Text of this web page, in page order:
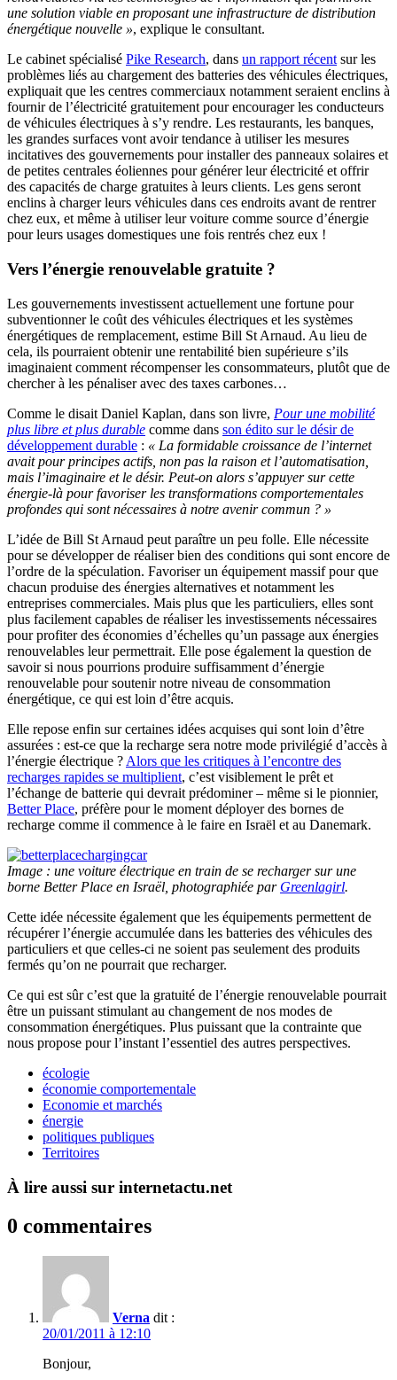
une solution viable en proposant une infrastructure de distribution
énergétique nouvelle », explique le consultant.
Le cabinet spécialisé Pike Research, dans un rapport récent sur les
problèmes liés au chargement des batteries des véhicules électriques,
expliquait que les centres commerciaux notamment seraient enclins à
fournir de l’électricité gratuitement pour encourager les conducteurs
de véhicules électriques à s’y rendre. Les restaurants, les banques,
les grandes surfaces vont avoir tendance à utiliser les mesures
incitatives des gouvernements pour installer des panneaux solaires et
de petites centrales éoliennes pour générer leur électricité et offrir
des capacités de charge gratuites à leurs clients. Les gens seront
enclins à charger leurs véhicules dans ces endroits avant de rentrer
chez eux, et même à utiliser leur voiture comme source d’énergie
pour leurs usages domestiques une fois rentrés chez eux !
Vers l’énergie renouvelable gratuite ?
Les gouvernements investissent actuellement une fortune pour
subventionner le coût des véhicules électriques et les systèmes
énergétiques de remplacement, estime Bill St Arnaud. Au lieu de
cela, ils pourraient obtenir une rentabilité bien supérieure s’ils
imaginaient comment récompenser les consommateurs, plutôt que de
chercher à les pénaliser avec des taxes carbones…
Comme le disait Daniel Kaplan, dans son livre, Pour une mobilité
plus libre et plus durable comme dans son édito sur le désir de
développement durable : « La formidable croissance de l’internet
avait pour principes actifs, non pas la raison et l’automatisation,
mais l’imaginaire et le désir. Peut-on alors s’appuyer sur cette
énergie-là pour favoriser les transformations comportementales
profondes qui sont nécessaires à notre avenir commun ? »
L’idée de Bill St Arnaud peut paraître un peu folle. Elle nécessite
pour se développer de réaliser bien des conditions qui sont encore de
l’ordre de la spéculation. Favoriser un équipement massif pour que
chacun produise des énergies alternatives et notamment les
entreprises commerciales. Mais plus que les particuliers, elles sont
plus facilement capables de réaliser les investissements nécessaires
pour profiter des économies d’échelles qu’un passage aux énergies
renouvelables leur permettrait. Elle pose également la question de
savoir si nous pourrions produire suffisamment d’énergie
renouvelable pour soutenir notre niveau de consommation
énergétique, ce qui est loin d’être acquis.
Elle repose enfin sur certaines idées acquises qui sont loin d’être
assurées : est-ce que la recharge sera notre mode privilégié d’accès à
l’énergie électrique ? Alors que les critiques à l’encontre des
recharges rapides se multiplient, c’est visiblement le prêt et
l’échange de batterie qui devrait prédominer – même si le pionnier,
Better Place, préfère pour le moment déployer des bornes de
recharge comme il commence à le faire en Israël et au Danemark.
Image : une voiture électrique en train de se recharger sur une
borne Better Place en Israël, photographiée par Greenlagirl.
Cette idée nécessite également que les équipements permettent de
récupérer l’énergie accumulée dans les batteries des véhicules des
particuliers et que celles-ci ne soient pas seulement des produits
fermés qu’on ne pourrait que recharger.
Ce qui est sûr c’est que la gratuité de l’énergie renouvelable pourrait
être un puissant stimulant au changement de nos modes de
consommation énergétiques. Plus puissant que la contrainte que
nous propose pour l’instant l’essentiel des autres perspectives.
écologie
économie comportementale
Economie et marchés
énergie
politiques publiques
Territoires
À lire aussi sur internetactu.net
0 commentaires
Verna dit :
20/01/2011 à 12:10
Bonjour,